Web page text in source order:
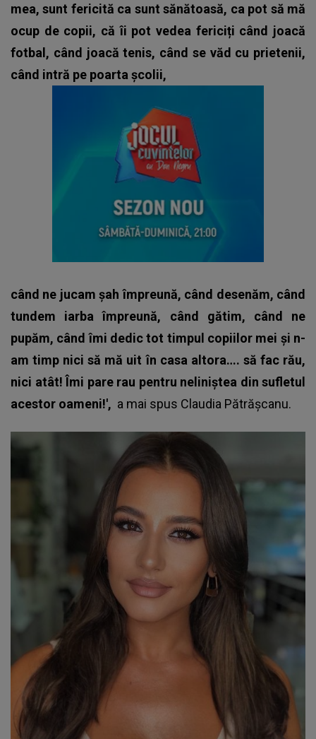
mea, sunt fericită ca sunt sănătoasă, ca pot să mă
ocup de copii, că îi pot vedea fericiți când joacă
fotbal, când joacă tenis, când se văd cu prietenii,
când intră pe poarta școlii,
când ne jucam șah împreună, când desenăm, când
tundem iarba împreună, când gătim, când ne
pupăm, când îmi dedic tot timpul copiilor mei și n-
am timp nici să mă uit în casa altora…. să fac rău,
nici atât! Îmi pare rau pentru neliniștea din sufletul
acestor oameni!', a mai spus Claudia Pătrășcanu.